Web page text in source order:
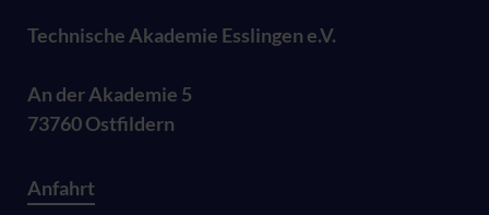
Technische Akademie Esslingen e.V.
An der Akademie 5
73760 Ostfildern
Anfahrt